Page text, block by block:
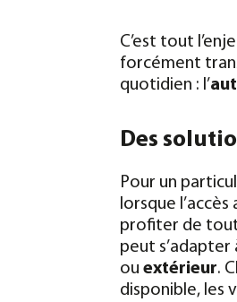
C’est tout
forcément
quotidien : l’
Des
Pour un
lorsque
profiter de
peut
ouextérieur.
disponible, les